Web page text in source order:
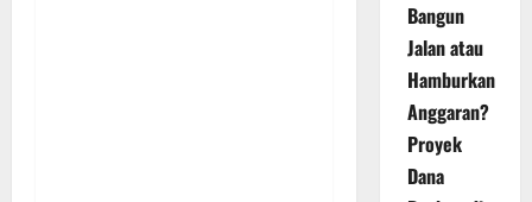
Bangun
Jalan atau
Hamburkan
Anggaran?
Proyek
Dana